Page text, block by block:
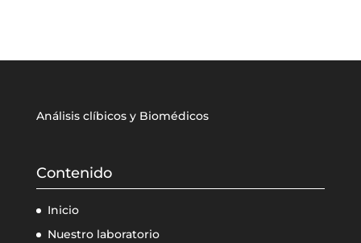
Análisis clíbicos y Biomédicos
Contenido
Inicio
Nuestro laboratorio